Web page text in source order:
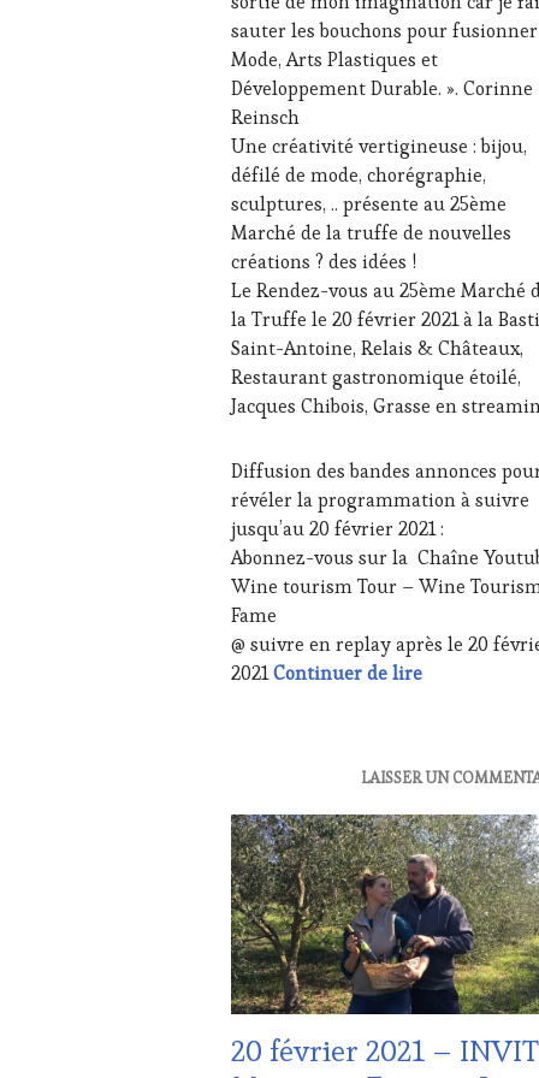
WINE
TASTING,
LIVE
STREAMING,
MÉDIAS,
PRESSE
ÉCRITE,
RADIO,
TV,
WEB,
OENOTOURISME
PARTENAIRES
VIN
TOURISME ,
PRODUCTEURS
TERROIR,
RESTAURATEUR,
CHEF,
ŒNOLOGUE,
SOMMELIER
SALONS
INTERNATIONAUX,
WINE
TASTING
VOUCHER
WINETASTINGVOUCHER.COM
sauter les bouchons pour fusionner
Mode, Arts Plastiques et
Développement Durable. ». Corinne
Reinsch
Une créativité vertigineuse : bijou,
défilé de mode, chorégraphie,
sculptures, .. présente au 25ème
Marché de la truffe de nouvelles
créations ? des idées !
Le Rendez-vous au 25ème Marché
la Truffe le 20 février 2021 à la
Saint-Antoine, Relais & Châteaux,
Restaurant gastronomique étoilé,
Jacques Chibois, Grasse en
Diffusion des bandes annonces
révéler la programmation à suivre
jusqu’au 20 février 2021 :
Abonnez-vous sur la Chaîne
Wine tourism Tour – Wine
Fame
@ suivre en replay après le 20
2021Continuer de lire20 février
VITICOLE,
ADHÉRENT,
VIN
TOURISME,
EDITION
LES
CLÉS
DU
VIN
ET
DE
LAISSER UN
20 février 2021 –